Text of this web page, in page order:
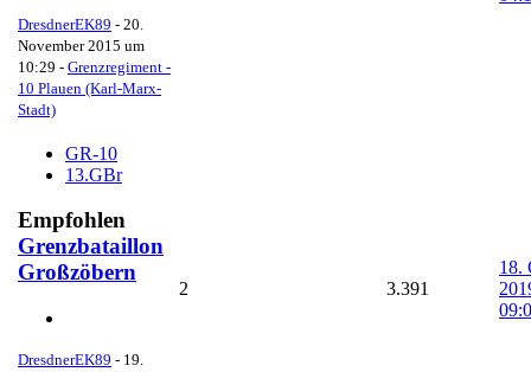
DresdnerEK89 - 20.
November 2015 um
10:29 - Grenzregiment -
10 Plauen (Karl-Marx-
Stadt)
GR-10
13.GBr
Empfohlen
Grenzbataillon
Großzöbern
DresdnerEK89 - 19.
2 3.391
18.